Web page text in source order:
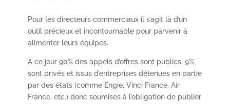
Pour les directeurs commerciaux il s’agit là d’un
outil précieux et incontournable pour parvenir à
alimenter leurs équipes.
A ce jour 90% des appels d’offres sont publics, 9%
sont privés et issus d’entreprises détenues en partie
par des états (comme Engie, Vinci France, Air
France, etc.) donc soumises à l’obligation de publier